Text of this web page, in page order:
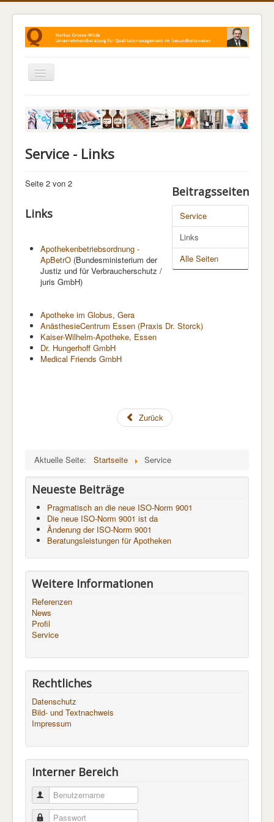
Navigation
an/aus
Leistungen
QM für Hebammen
QM in der Physiotherapie
Kontakt
Service - Links
Beitragsseiten
Service
Links
Alle Seiten
Seite 2 von 2
Links
Apothekenbetriebsordnung -
ApBetrO (Bundesministerium der
Justiz und für Verbraucherschutz /
juris GmbH)
Apotheke im Globus, Gera
AnästhesieCentrum Essen (Praxis Dr. Storck)
Kaiser-Wilhelm-Apotheke, Essen
Dr. Hungerhoff GmbH
Medical Friends GmbH
Zurück
Aktuelle Seite: Startseite Service
Neueste Beiträge
Pragmatisch an die neue ISO-Norm 9001
Die neue ISO-Norm 9001 ist da
Änderung der ISO-Norm 9001
Beratungsleistungen für Apotheken
Weitere Informationen
Referenzen
News
Profil
Service
Rechtliches
Datenschutz
Bild- und Textnachweis
Impressum
Interner Bereich
Benutzername
Passwort